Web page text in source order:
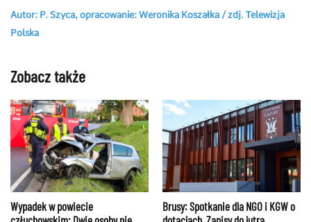
Autor: P. Szyca, opracowanie: Weronika Koszałka / zdj. Telewizja
Polska
Zobacz także
Wypadek w powiecie
Brusy: Spotkanie dla NGO i KGW o